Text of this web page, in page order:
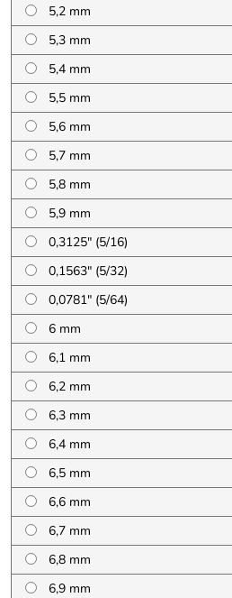
5,2 mm
5,3 mm
5,4 mm
5,5 mm
5,6 mm
5,7 mm
5,8 mm
5,9 mm
0,3125″ (5/16)
0,1563″ (5/32)
0,0781″ (5/64)
6 mm
6,1 mm
6,2 mm
6,3 mm
6,4 mm
6,5 mm
6,6 mm
6,7 mm
6,8 mm
6,9 mm